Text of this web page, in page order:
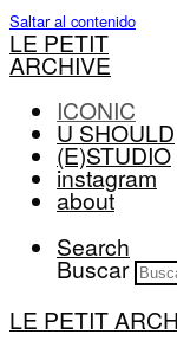
Saltar al contenido
LE PETIT
ARCHIVE
ICONIC
U SHOULD
(E)STUDIO
instagram
about
Search
Buscar
LE PETIT